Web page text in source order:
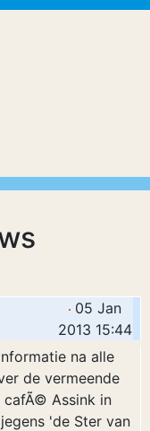
05 Jan
2013 15:44
na alle
de vermeende
cafÃ© Assink in
'de Ster van